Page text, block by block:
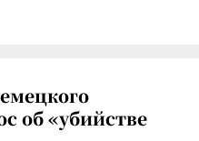
об «убийстве